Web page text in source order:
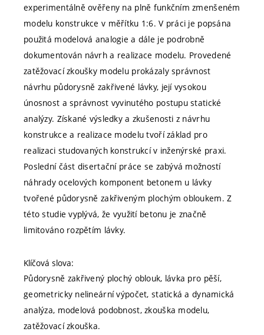
experimentálně ověřeny na plně funkčním zmenšeném
modelu konstrukce v měřítku 1:6. V práci je popsána
použitá modelová analogie a dále je podrobně
dokumentován návrh a realizace modelu. Provedené
zatěžovací zkoušky modelu prokázaly správnost
návrhu půdorysně zakřivené lávky, její vysokou
únosnost a správnost vyvinutého postupu statické
analýzy. Získané výsledky a zkušenosti z návrhu
konstrukce a realizace modelu tvoří základ pro
realizaci studovaných konstrukcí v inženýrské praxi.
Poslední část disertační práce se zabývá možností
náhrady ocelových komponent betonem u lávky
tvořené půdorysně zakřiveným plochým obloukem. Z
této studie vyplývá, že využití betonu je značně
limitováno rozpětím lávky.
Klíčová slova:
Půdorysně zakřivený plochý oblouk, lávka pro pěší,
geometricky nelineární výpočet, statická a dynamická
analýza, modelová podobnost, zkouška modelu,
zatěžovací zkouška.